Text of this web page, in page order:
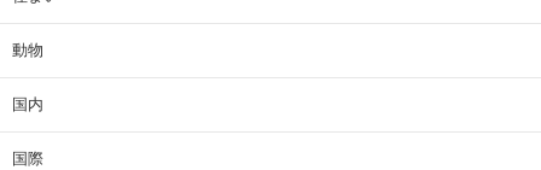
動物
国内
国際